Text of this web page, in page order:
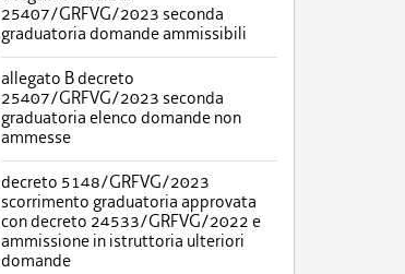
25407/GRFVG/2023 seconda
graduatoria domande ammissibili
allegato B decreto
25407/GRFVG/2023 seconda
graduatoria elenco domande non
ammesse
decreto 5148/GRFVG/2023
scorrimento graduatoria approvata
con decreto 24533/GRFVG/2022 e
ammissione in istruttoria ulteriori
domande